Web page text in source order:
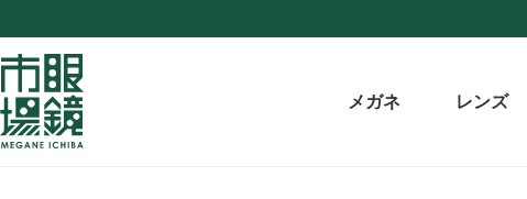
メガネ レンズ